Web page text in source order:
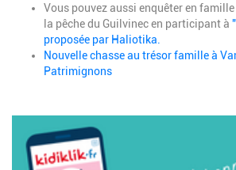
Vous pouvez aussi enquêter en
la pêche du Guilvinec en participant à
proposée par Haliotika.
Nouvelle chasse au trésor famille à
Patrimignons